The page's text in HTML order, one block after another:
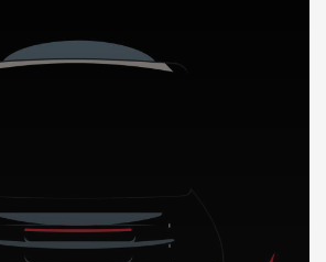
NOTRE IMPORTATION AUTO au Koweit